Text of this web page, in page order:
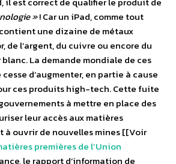
»! Car un iPad, comme tout
une dizaine de métaux
de l’argent, du cuivre ou encore du
La demande mondiale de ces
d’augmenter, en partie à cause
ces produits high-tech. Cette fuite
à mettre en place des
leur accès aux matières
à ouvrir de nouvelles mines [[Voir
premières de l’Union
le rapport d’information de